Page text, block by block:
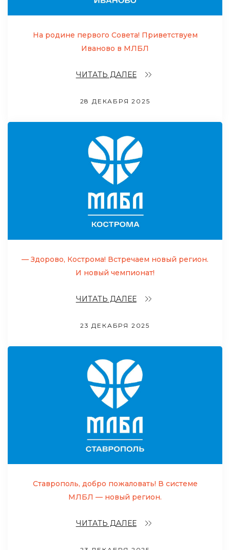
На родине первого Совета! Приветствуем
Иваново в МЛБЛ
ЧИТАТЬ ДАЛЕЕ
28 ДЕКАБРЯ 2025
— Здорово, Кострoма! Встречаем новый регион.
И новый чемпионат!
ЧИТАТЬ ДАЛЕЕ
23 ДЕКАБРЯ 2025
Ставрополь, добро пожаловать! В системе
МЛБЛ — новый регион.
ЧИТАТЬ ДАЛЕЕ